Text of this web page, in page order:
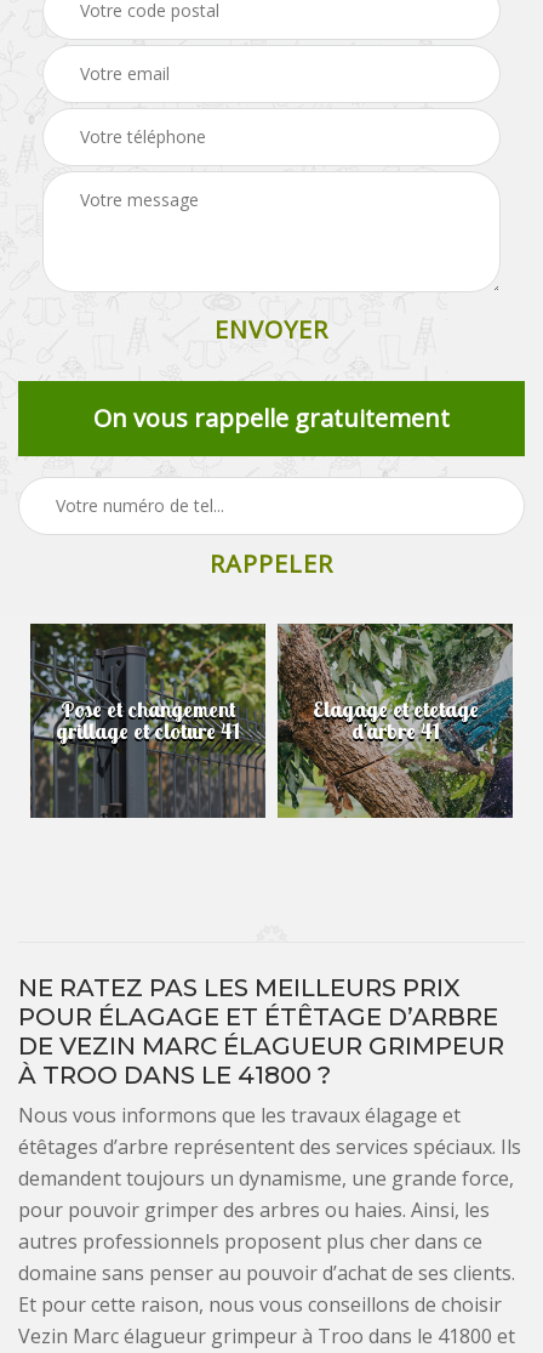
On vous rappelle gratuitement
Pose et changement
grillage et cloture 41
Elagage et etetage
d'arbre 41
NE RATEZ PAS LES MEILLEURS PRIX
POUR ÉLAGAGE ET ÉTÊTAGE D’ARBRE
DE VEZIN MARC ÉLAGUEUR GRIMPEUR
À TROO DANS LE 41800 ?
Nous vous informons que les travaux élagage et
étêtages d’arbre représentent des services spéciaux. Ils
demandent toujours un dynamisme, une grande force,
pour pouvoir grimper des arbres ou haies. Ainsi, les
autres professionnels proposent plus cher dans ce
domaine sans penser au pouvoir d’achat de ses clients.
Et pour cette raison, nous vous conseillons de choisir
Vezin Marc élagueur grimpeur à Troo dans le 41800 et